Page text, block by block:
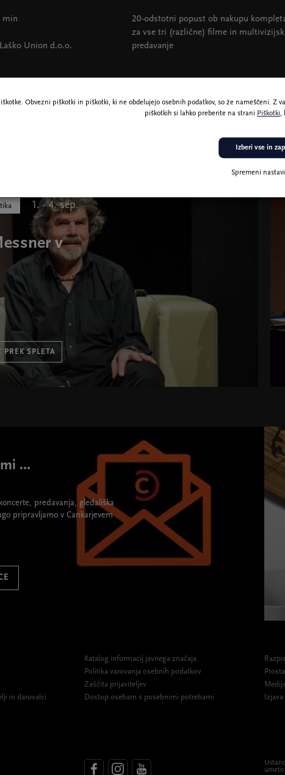
min
Union d.o.o.
20-odstotni popust ob nakupu
za vse tri (različne) filme in
predavanje
predavanje
1. - 4. sep.
v
SPLETA
...
predavanja, gledališka
pripravljamo v Cankarjevem
in darovalci
Katalog informacij javnega značaja
Politika varovanja osebnih podatkov
Zaščita prijaviteljev
Dostop osebam s posebnimi potrebami
Obvezni piškotki in piškotki, ki ne obdelujejo osebnih podatkov, so že nameščeni.
piškotkih si lahko preberite na strani Piškotki,
Spremeni
Izberi vse in